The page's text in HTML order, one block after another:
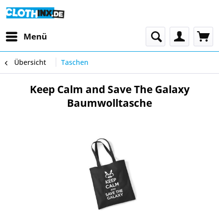
Menü
Übersicht Taschen
Keep Calm and Save The Galaxy
Baumwolltasche